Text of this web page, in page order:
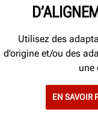
Utilisez des
d’origine et/ou des
une
EN SAVOIR